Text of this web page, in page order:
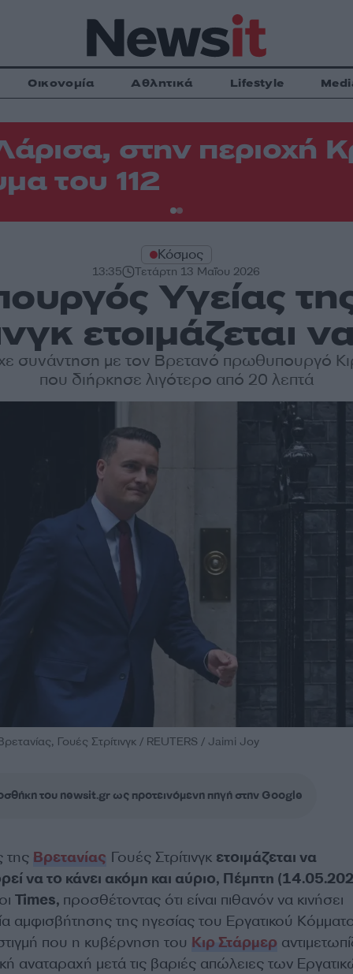
Οικονομία Αθλητικά Lifestyle
στην περιοχή
του 112
Κόσμος
13:35 Τετάρτη 13 Μαΐου 2026
Υγείας
ετοιμάζεται
συνάντηση με τον Βρετανό πρωθυπουργό
που διήρκησε λιγότερο από 20 λεπτά
Γουές Στρίτινγκ / REUTERS / Jaimi Joy
του newsit.gr ως προτεινόμενη πηγή στην Google
της Βρετανίας Γουές Στρίτινγκ ετοιμάζεται να
να το κάνει ακόμη και αύριο, Πέμπτη
Times, προσθέτοντας ότι είναι πιθανόν να κινήσει
αμφισβήτησης της ηγεσίας του Εργατικού
που η κυβέρνηση του Κιρ Στάρμερ
αναταραχή μετά τις βαριές απώλειες των